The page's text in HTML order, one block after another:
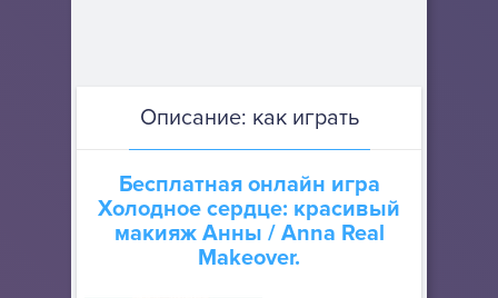
Описание: как играть
Бесплатная онлайн игра
Холодное сердце: красивый
макияж Анны / Anna Real
Makeover.